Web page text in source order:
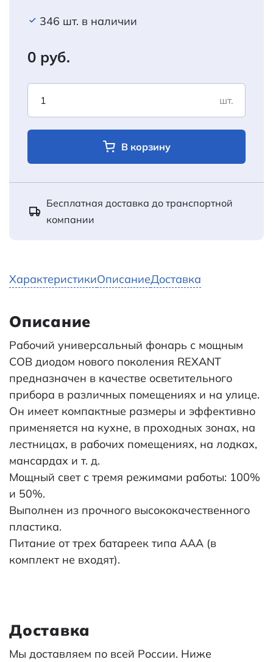
346 шт. в наличии
0 руб.
шт.
В корзину
Бесплатная доставка до транспортной
компании
ХарактеристикиОписаниеДоставка
Описание
Рабочий универсальный фонарь с мощным
СОВ диодом нового поколения REXANT
предназначен в качестве осветительного
прибора в различных помещениях и на улице.
Он имеет компактные размеры и эффективно
применяется на кухне, в проходных зонах, на
лестницах, в рабочих помещениях, на лодках,
мансардах и т. д.
Мощный свет с тремя режимами работы: 100%
и 50%.
Выполнен из прочного высококачественного
пластика.
Питание от трех батареек типа ААА (в
комплект не входят).
Доставка
Мы доставляем по всей России. Ниже